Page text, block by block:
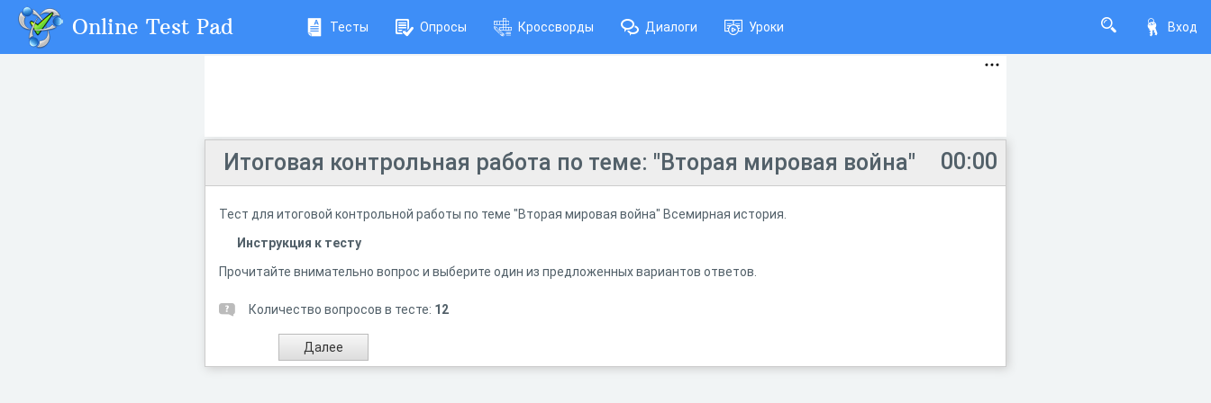
Вход
Online Test Pad Тесты Опросы Кроссворды Диалоги Уроки
00:00
Итоговая контрольная работа по теме: "Вторая мировая война"
Тест для итоговой контрольной работы по теме "Вторая мировая война" Всемирная история.
Инструкция к тесту
Прочитайте внимательно вопрос и выберите один из предложенных вариантов ответов.
Количество вопросов в тесте: 12